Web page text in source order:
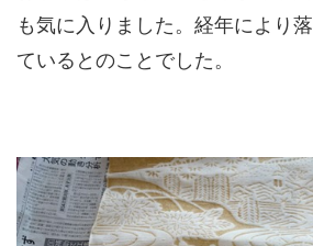
も気に入りました。経年により
ているとのことでした。